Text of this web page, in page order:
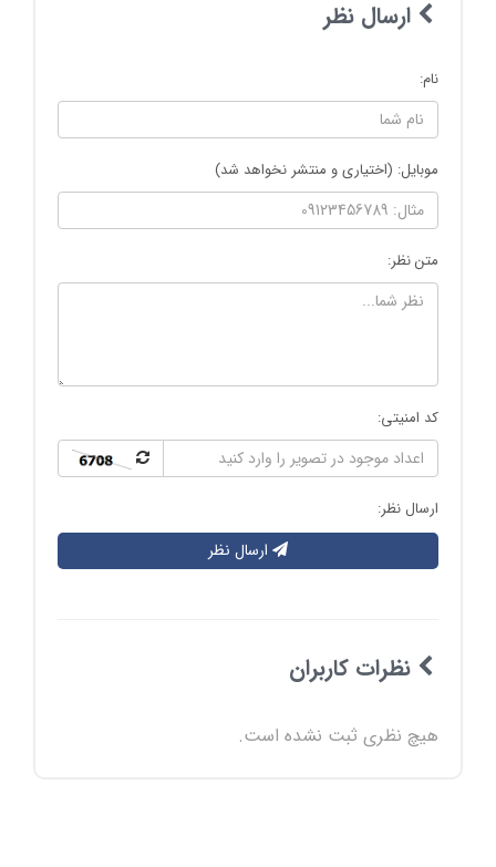
ارسال نظر
نام:
موبایل: (اختیاری و منتشر نخواهد شد)
متن نظر:
کد امنیتی:
ارسال نظر:
ارسال نظر
نظرات کاربران
هیچ نظری ثبت نشده است.